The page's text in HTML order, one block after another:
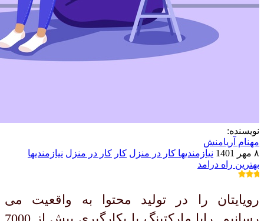
نویسنده:
مهنام آریامنش
۸ مهر 1401
نیازمندیها کار در منزل کار کار در منزل نیازمندیها
بهترین راه درامد
رویایتان را در تولید محتوا به واقعیت می